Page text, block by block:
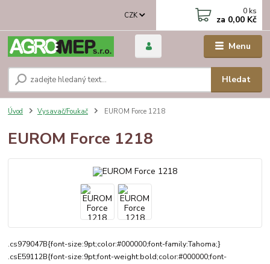
Menu
CZK
Hledat
0 ks
za 0,00 Kč
Úvod Vysavač/Foukač EUROM Force 1218
EUROM Force 1218
.cs979047B{font-size:9pt;color:#000000;font-family:Tahoma;}
.csE59112B{font-size:9pt;font-weight:bold;color:#000000;font-